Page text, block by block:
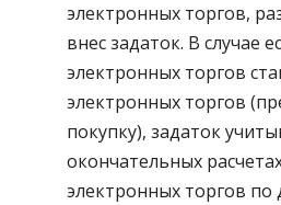
электронных торгов,
внес задаток. В случае
электронных торгов
электронных торгов
покупку), задаток
окончательных
электронных торгов по